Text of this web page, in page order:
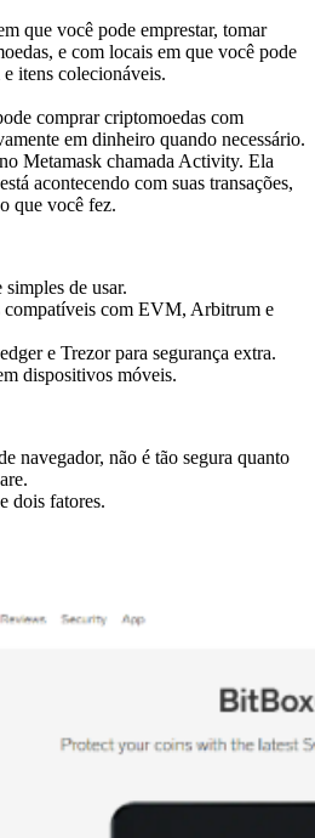
que você pode emprestar, tomar
e com locais em que você pode
itens colecionáveis.
comprar criptomoedas com
em dinheiro quando necessário.
Metamask chamada Activity. Ela
acontecendo com suas transações,
que você fez.
de usar.
compatíveis com EVM, Arbitrum e
e Trezor para segurança extra.
dispositivos móveis.
navegador, não é tão segura quanto
dois fatores.